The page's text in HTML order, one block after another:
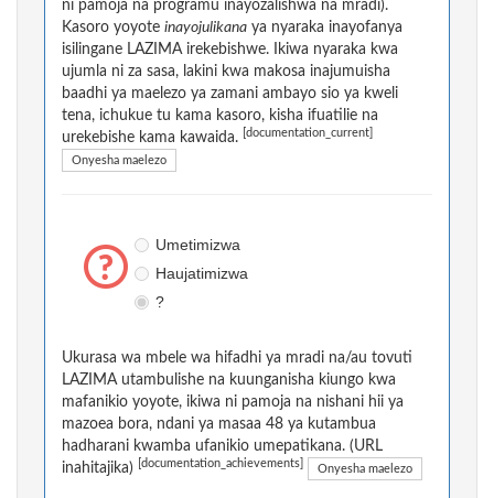
ni pamoja na programu inayozalishwa na mradi).
Kasoro yoyote inayojulikana ya nyaraka inayofanya
isilingane LAZIMA irekebishwe. Ikiwa nyaraka kwa
ujumla ni za sasa, lakini kwa makosa inajumuisha
baadhi ya maelezo ya zamani ambayo sio ya kweli
tena, ichukue tu kama kasoro, kisha ifuatilie na
urekebishe kama kawaida.
[documentation_current]
Onyesha maelezo
Umetimizwa
Haujatimizwa
?
Ukurasa wa mbele wa hifadhi ya mradi na/au tovuti
LAZIMA utambulishe na kuunganisha kiungo kwa
mafanikio yoyote, ikiwa ni pamoja na nishani hii ya
mazoea bora, ndani ya masaa 48 ya kutambua
hadharani kwamba ufanikio umepatikana. (URL
inahitajika)
[documentation_achievements] Onyesha maelezo